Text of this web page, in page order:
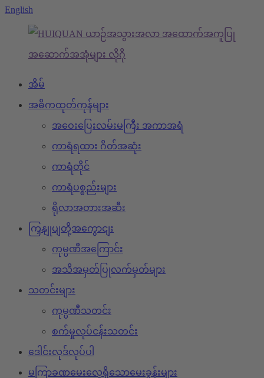
English
အိမ်
အဓိကထုတ်ကုန်များ
အဝေးပြေးလမ်းမကြီး အကာအရံ
ကာရံရထား ဂိတ်အဆုံး
ကာရံတိုင်
ကာရံပစ္စည်းများ
ရိုလာအတားအဆီး
ကြှနျုပျတို့အကွောငျး
ကုမ္ပဏီအကြောင်း
အသိအမှတ်ပြုလက်မှတ်များ
သတင်းများ
ကုမ္ပဏီသတင်း
စက်မှုလုပ်ငန်းသတင်း
ဒေါင်းလုဒ်လုပ်ပါ
မကြာခဏမေးလေ့ရှိသောမေးခွန်းများ